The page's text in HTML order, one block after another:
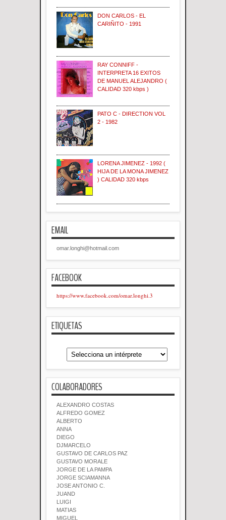
DON CARLOS - EL
CARIÑITO - 1991
RAY CONNIFF -
INTERPRETA 16 EXITOS
DE MANUEL ALEJANDRO (
CALIDAD 320 kbps )
PATO C - DIRECTION VOL
2 - 1982
LORENA JIMENEZ - 1992 (
HIJA DE LA MONA JIMENEZ
) CALIDAD 320 kbps
EMAIL
omar.longhi@hotmail.com
FACEBOOK
https://www.facebook.com/omar.longhi.3
ETIQUETAS
COLABORADORES
ALEXANDRO COSTAS
ALFREDO GOMEZ
ALBERTO
ANNA
DIEGO
DJMARCELO
GUSTAVO DE CARLOS PAZ
GUSTAVO MORALE
JORGE DE LA PAMPA
JORGE SCIAMANNA
JOSE ANTONIO C.
JUAND
LUIGI
MATIAS
MIGUEL